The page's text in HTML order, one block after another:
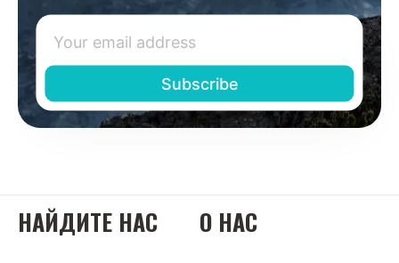
НАЙДИТЕ НАС О НАС